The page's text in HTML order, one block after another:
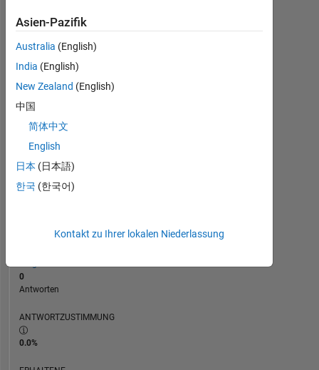
01/19
11/19
09/20
07/21
05/22
03/23
01/24
11/24
09/25
07/26
12/19
11/20
10/21
09/22
08/23
07/24
06/25
05/26
RANG
236.954
302.028
BEITRÄGE
0
Antworten
ANTWORTZUSTIMMUNG
0.0%
Asien-Pazifik
Australia (English)
India (English)
New Zealand (English)
中国
简体中文
English
日本 (日本語)
한국 (한국어)
Kontakt zu Ihrer lokalen Niederlassung